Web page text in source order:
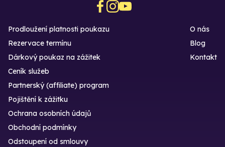
Prodloužení platnosti poukazu
Rezervace termínu
Dárkový poukaz na zážitek
O nás
Blog
Kontakt
Ceník služeb
Partnerský (affiliate) program
Pojištění k zážitku
Ochrana osobních údajů
Obchodní podmínky
Odstoupení od smlouvy